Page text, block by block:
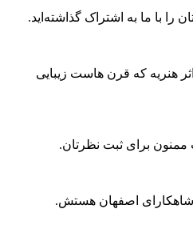
را با ما به اشتراک گذاشته‌اید.
هنریه که قرن هاست زیبایی
برای ثبت نظرتان.
شاهکارای اصفهان هستش.